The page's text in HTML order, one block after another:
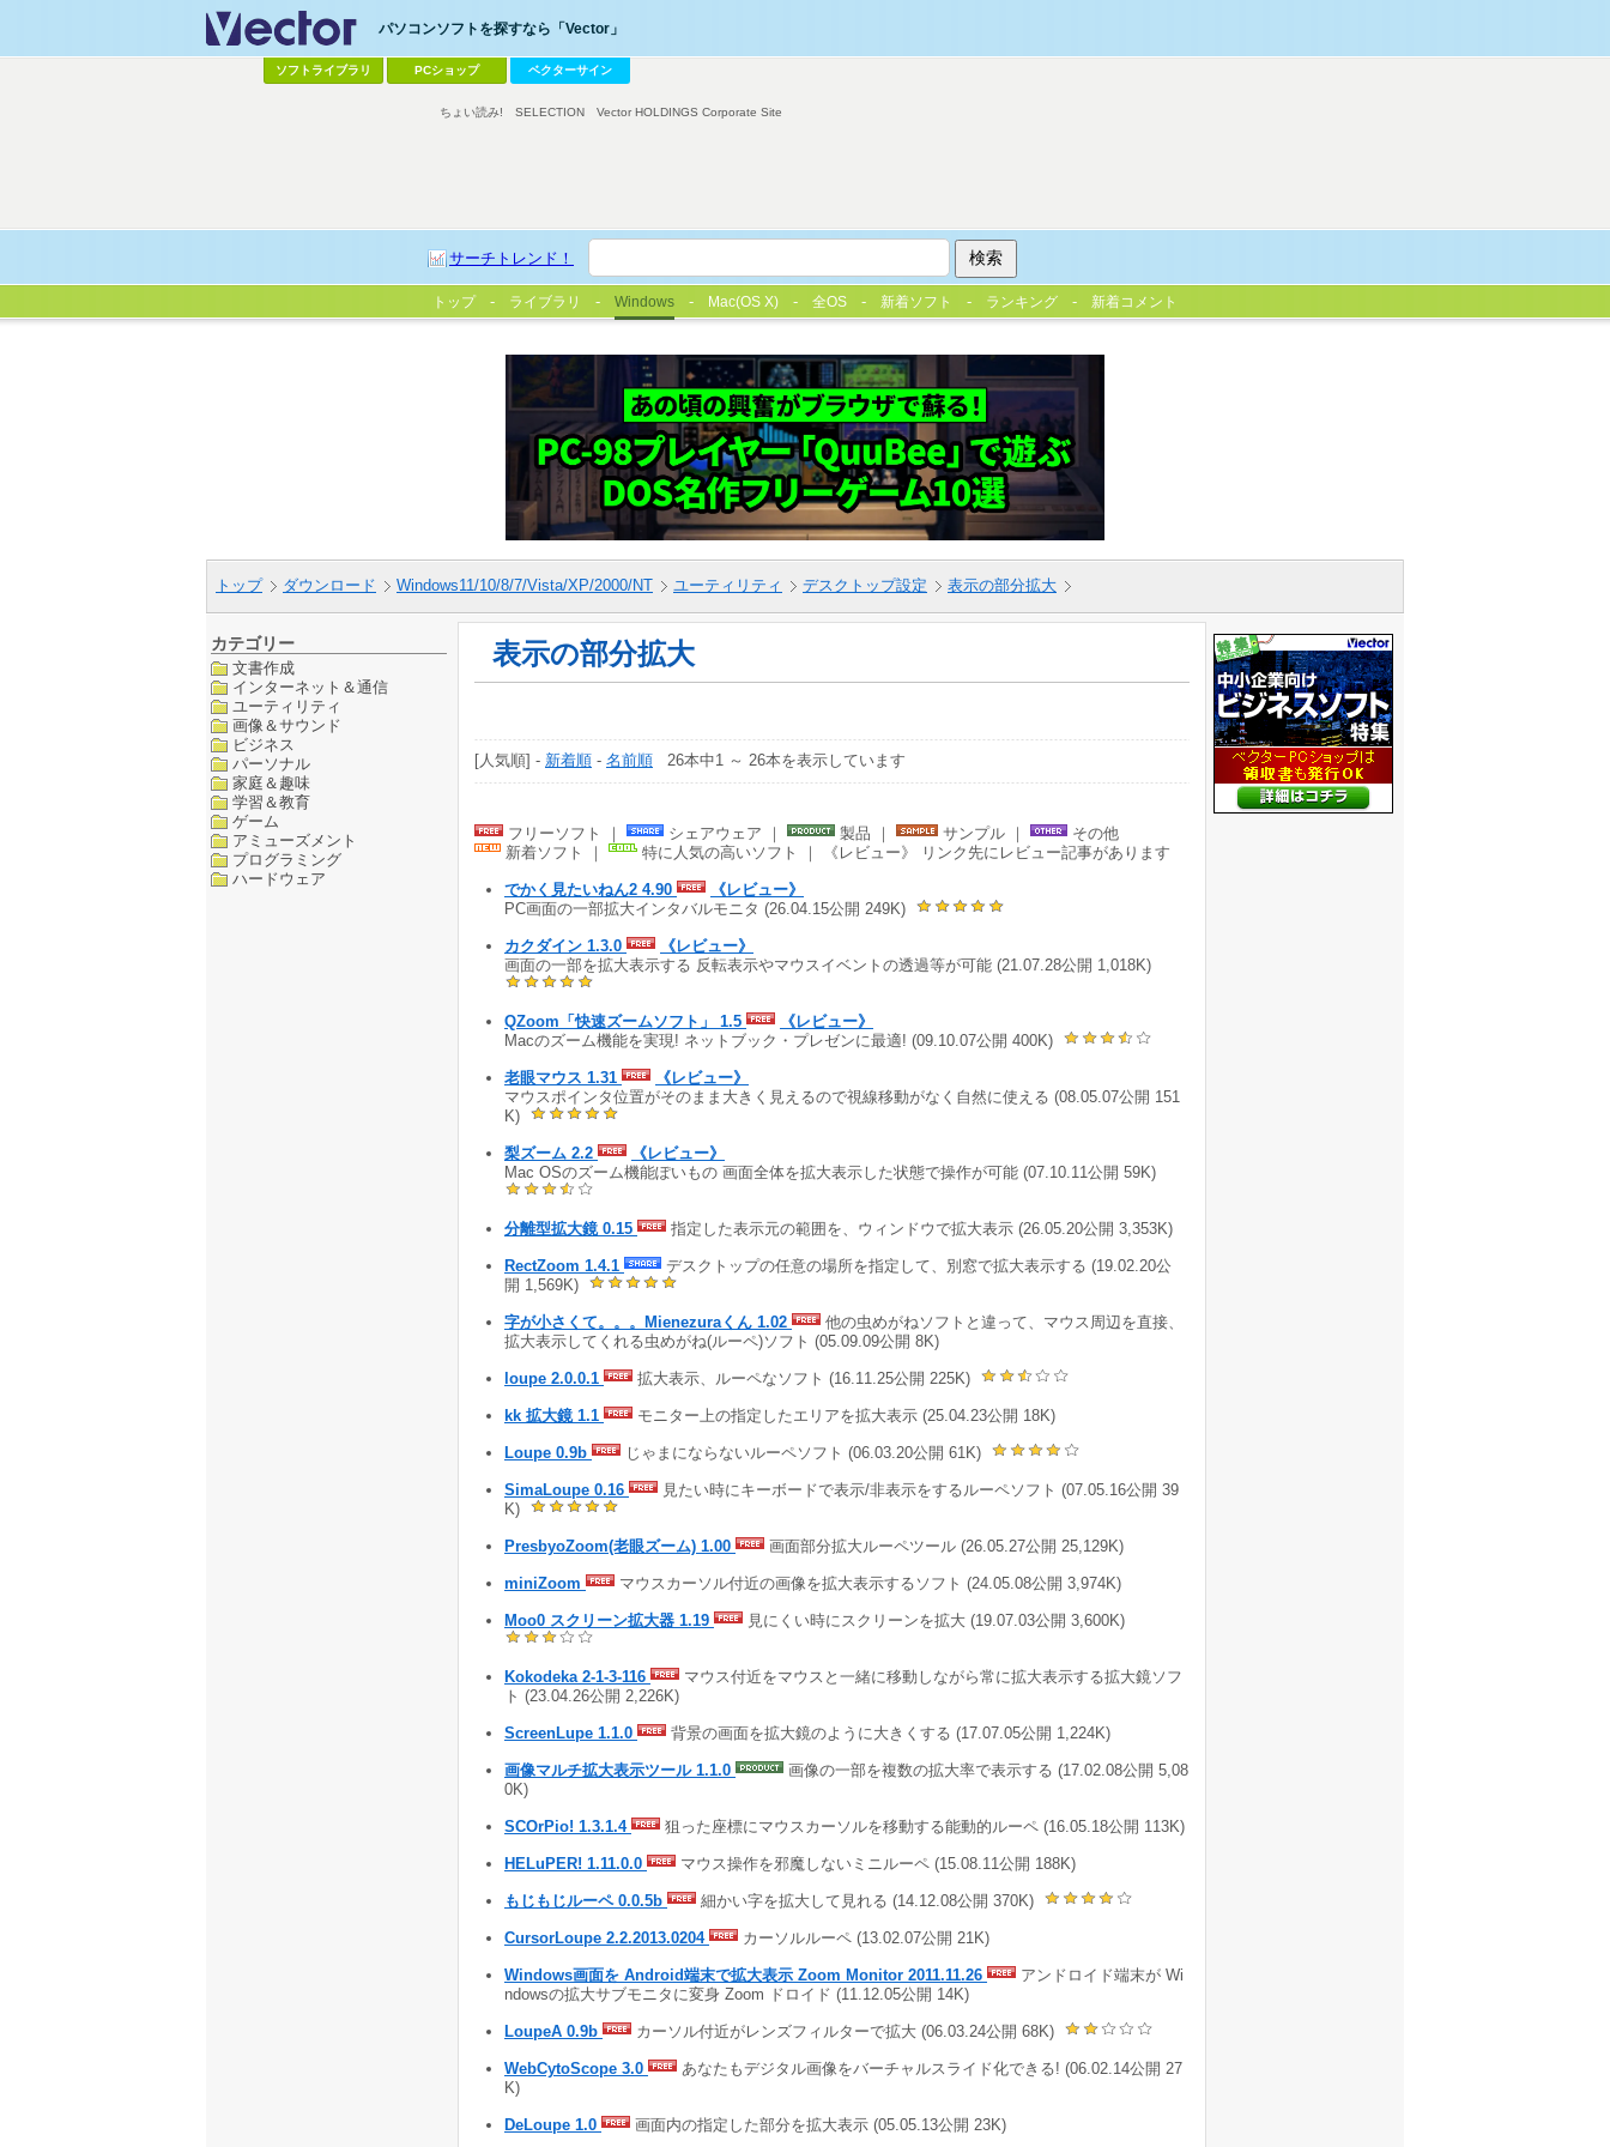
パソコンソフトを探すなら「Vector」
ソフトライブラリ PCショップ ベクターサイン
サーチトレンド！
ちょい読み! SELECTION Vector HOLDINGS Corporate Site
トップ ライブラリ Windows Mac(OS X) 全OS 新着ソフト ランキング 新着コメント
トップ ダウンロード Windows11/10/8/7/Vista/XP/2000/NT ユーティリティ デスクトップ設定 表示の部分拡大
カテゴリー
文書作成
インターネット＆通信
ユーティリティ
画像＆サウンド
ビジネス
パーソナル
家庭＆趣味
学習＆教育
ゲーム
アミューズメント
プログラミング
ハードウェア
表示の部分拡大
[人気順] - 新着順 - 名前順 26本中1 ～ 26本を表示しています
フリーソフト ｜ シェアウェア ｜ 製品 ｜ サンプル ｜
その他
新着ソフト ｜
特に人気の高いソフト ｜ 《レビュー》 リンク先にレビュー記事があります
でかく見たいねん2 4.90
《レビュー》
PC画面の一部拡大インタバルモニタ (26.04.15公開 249K)
カクダイン 1.3.0
《レビュー》
画面の一部を拡大表示する 反転表示やマウスイベントの透過等が可能 (21.07.28公開 1,018K)
QZoom「快速ズームソフト」 1.5
《レビュー》
Macのズーム機能を実現! ネットブック・プレゼンに最適! (09.10.07公開 400K)
老眼マウス 1.31
《レビュー》
マウスポインタ位置がそのまま大きく見えるので視線移動がなく自然に使える (08.05.07公開 151
K)
梨ズーム 2.2
《レビュー》
Mac OSのズーム機能ぽいもの 画面全体を拡大表示した状態で操作が可能 (07.10.11公開 59K)
分離型拡大鏡 0.15 指定した表示元の範囲を、ウィンドウで拡大表示 (26.05.20公開 3,353K)
RectZoom 1.4.1
デスクトップの任意の場所を指定して、別窓で拡大表示する (19.02.20公
開 1,569K)
字が小さくて。。。Mienezuraくん 1.02
他の虫めがねソフトと違って、マウス周辺を直接、
拡大表示してくれる虫めがね(ルーペ)ソフト (05.09.09公開 8K)
loupe 2.0.0.1 拡大表示、ルーペなソフト (16.11.25公開 225K)
kk 拡大鏡 1.1 モニター上の指定したエリアを拡大表示 (25.04.23公開 18K)
Loupe 0.9b じゃまにならないルーペソフト (06.03.20公開 61K)
SimaLoupe 0.16
見たい時にキーボードで表示/非表示をするルーペソフト (07.05.16公開 39
K)
PresbyoZoom(老眼ズーム) 1.00 画面部分拡大ルーペツール (26.05.27公開 25,129K)
miniZoom マウスカーソル付近の画像を拡大表示するソフト (24.05.08公開 3,974K)
Moo0 スクリーン拡大器 1.19 見にくい時にスクリーンを拡大 (19.07.03公開 3,600K)
Kokodeka 2-1-3-116
マウス付近をマウスと一緒に移動しながら常に拡大表示する拡大鏡ソフ
ト (23.04.26公開 2,226K)
ScreenLupe 1.1.0 背景の画面を拡大鏡のように大きくする (17.07.05公開 1,224K)
画像マルチ拡大表示ツール 1.1.0
画像の一部を複数の拡大率で表示する (17.02.08公開 5,08
0K)
SCOrPio! 1.3.1.4 狙った座標にマウスカーソルを移動する能動的ルーペ (16.05.18公開 113K)
HELuPER! 1.11.0.0 マウス操作を邪魔しないミニルーペ (15.08.11公開 188K)
もじもじルーペ 0.0.5b 細かい字を拡大して見れる (14.12.08公開 370K)
CursorLoupe 2.2.2013.0204 カーソルルーペ (13.02.07公開 21K)
Windows画面を Android端末で拡大表示 Zoom Monitor 2011.11.26
アンドロイド端末が Wi
ndowsの拡大サブモニタに変身 Zoom ドロイド (11.12.05公開 14K)
LoupeA 0.9b カーソル付近がレンズフィルターで拡大 (06.03.24公開 68K)
WebCytoScope 3.0
あなたもデジタル画像をバーチャルスライド化できる! (06.02.14公開 27
K)
DeLoupe 1.0 画面内の指定した部分を拡大表示 (05.05.13公開 23K)